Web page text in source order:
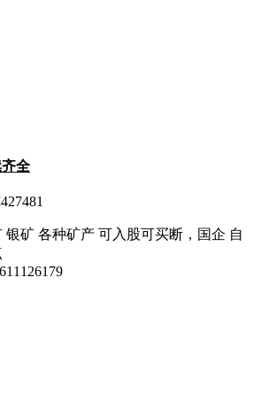
全
银矿 各种矿产 可入股可买断，国企 自